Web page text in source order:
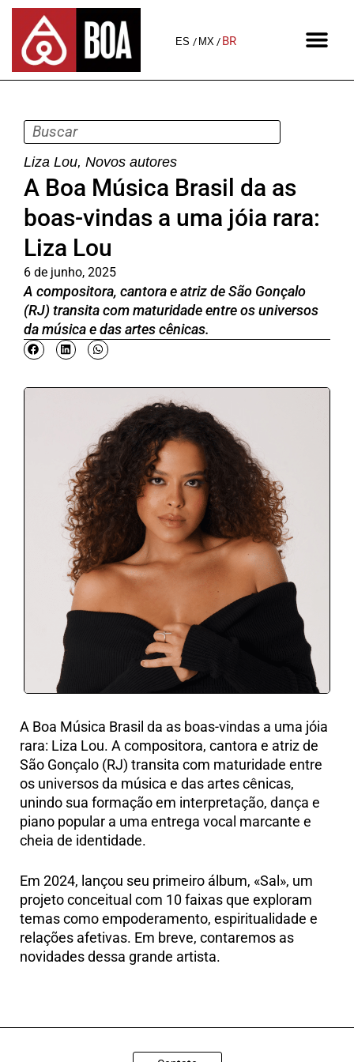
ES MX BR
Liza Lou, Novos autores
A Boa Música Brasil da as
boas-vindas a uma jóia rara:
Liza Lou
6 de junho, 2025
A compositora, cantora e atriz de São Gonçalo
(RJ) transita com maturidade entre os universos
da música e das artes cênicas.
A Boa Música Brasil da as boas-vindas a uma jóia
rara: Liza Lou. A compositora, cantora e atriz de
São Gonçalo (RJ) transita com maturidade entre
os universos da música e das artes cênicas,
unindo sua formação em interpretação, dança e
piano popular a uma entrega vocal marcante e
cheia de identidade.
Em 2024, lançou seu primeiro álbum, «Sal», um
projeto conceitual com 10 faixas que exploram
temas como empoderamento, espiritualidade e
relações afetivas. Em breve, contaremos as
novidades dessa grande artista.